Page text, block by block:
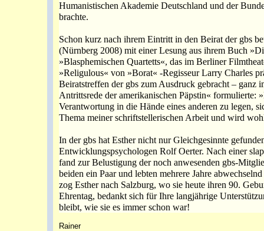
Humanistischen Akademie Deutschland und der
brachte.
Schon kurz nach ihrem Eintritt in den Beirat der gbs
(Nürnberg 2008) mit einer Lesung aus ihrem Buch
»Blasphemischen Quartetts«, das im Berliner
»Religulous« von »Borat« -Regisseur Larry Charles
Beiratstreffen der gbs zum Ausdruck gebracht – ganz
Antrittsrede der amerikanischen Päpstin« formulierte:
Verantwortung in die Hände eines anderen zu legen,
Thema meiner schriftstellerischen Arbeit und wird
In der gbs hat Esther nicht nur Gleichgesinnte
Entwicklungspsychologen Rolf Oerter. Nach einer
fand zur Belustigung der noch anwesenden gbs-
beiden ein Paar und lebten mehrere Jahre
zog Esther nach Salzburg, wo sie heute ihren 90.
Ehrentag, bedankt sich für Ihre langjährige
bleibt, wie sie es immer schon war!
Rainer